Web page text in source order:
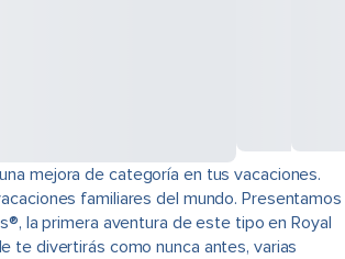
mejora de categoría en tus vacaciones.
familiares del mundo. Presentamos
la primera aventura de este tipo en Royal
te divertirás como nunca antes, varias